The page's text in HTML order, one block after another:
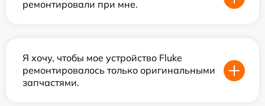
ремонтировали при мне.
Я хочу, чтобы мое устройство Fluke
ремонтировалось только оригинальными
запчастями.